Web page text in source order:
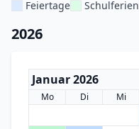
Feiertage Schulferien
2026
Januar 2026
Mo Di Mi